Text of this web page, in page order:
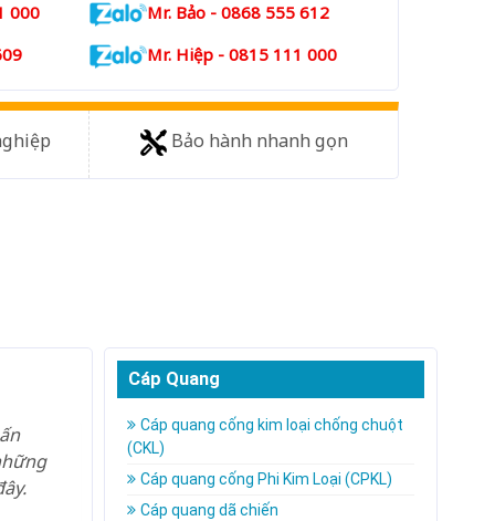
000
Mr. Bảo - 0868 555 612
Mr. Hiệp - 0815 111 000
Bảo hành nhanh gọn
Cáp Quang
Cáp quang cống kim loại chống chuột
(CKL)
Cáp quang cống Phi Kim Loại (CPKL)
Cáp quang dã chiến